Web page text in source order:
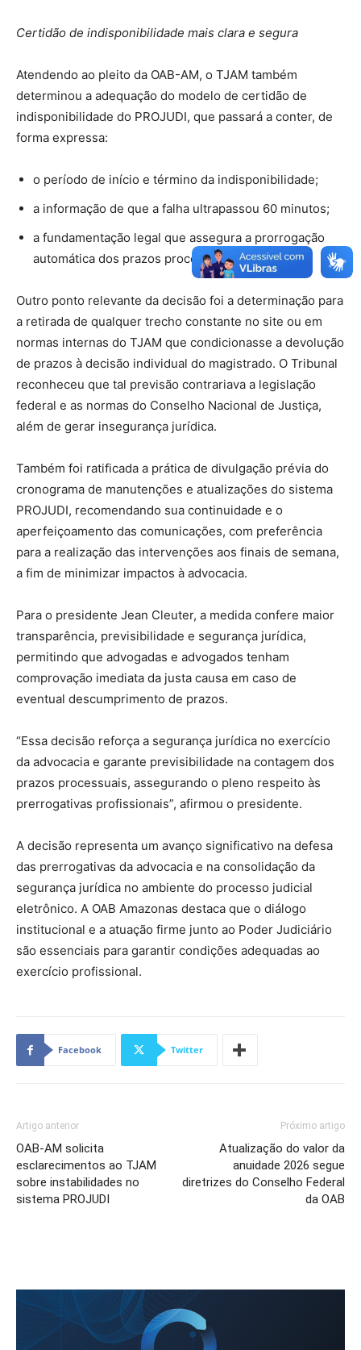
Certidão de indisponibilidade mais clara e segura
Atendendo ao pleito da OAB-AM, o TJAM também
determinou a adequação do modelo de certidão de
indisponibilidade do PROJUDI, que passará a conter, de
forma expressa:
o período de início e término da indisponibilidade;
a informação de que a falha ultrapassou 60 minutos;
a fundamentação legal que assegura a prorrogação
automática dos prazos processuais.
Outro ponto relevante da decisão foi a determinação para
a retirada de qualquer trecho constante no site ou em
normas internas do TJAM que condicionasse a devolução
de prazos à decisão individual do magistrado. O Tribunal
reconheceu que tal previsão contrariava a legislação
federal e as normas do Conselho Nacional de Justiça,
além de gerar insegurança jurídica.
Também foi ratificada a prática de divulgação prévia do
cronograma de manutenções e atualizações do sistema
PROJUDI, recomendando sua continuidade e o
aperfeiçoamento das comunicações, com preferência
para a realização das intervenções aos finais de semana,
a fim de minimizar impactos à advocacia.
Para o presidente Jean Cleuter, a medida confere maior
transparência, previsibilidade e segurança jurídica,
permitindo que advogadas e advogados tenham
comprovação imediata da justa causa em caso de
eventual descumprimento de prazos.
“Essa decisão reforça a segurança jurídica no exercício
da advocacia e garante previsibilidade na contagem dos
prazos processuais, assegurando o pleno respeito às
prerrogativas profissionais”, afirmou o presidente.
A decisão representa um avanço significativo na defesa
das prerrogativas da advocacia e na consolidação da
segurança jurídica no ambiente do processo judicial
eletrônico. A OAB Amazonas destaca que o diálogo
institucional e a atuação firme junto ao Poder Judiciário
são essenciais para garantir condições adequadas ao
exercício profissional.
Facebook Twitter
Artigo anterior
OAB-AM solicita
esclarecimentos ao TJAM
sobre instabilidades no
sistema PROJUDI
Próximo artigo
Atualização do valor da
anuidade 2026 segue
diretrizes do Conselho Federal
da OAB